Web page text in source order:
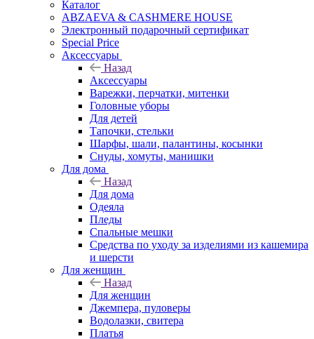
Каталог
ABZAEVA & CASHMERE HOUSE
Электронный подарочный сертификат
Special Price
Аксессуары
Назад
Аксессуары
Варежки, перчатки, митенки
Головные уборы
Для детей
Тапочки, стельки
Шарфы, шали, палантины, косынки
Снуды, хомуты, манишки
Для дома
Назад
Для дома
Одеяла
Пледы
Спальные мешки
Средства по уходу за изделиями из кашемира
и шерсти
Для женщин
Назад
Для женщин
Джемпера, пуловеры
Водолазки, свитера
Платья